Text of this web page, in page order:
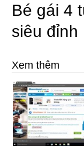
Bé gái 4
siêu đỉnh
Xem thêm